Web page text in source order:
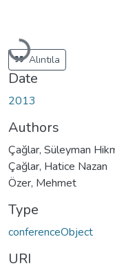
Loading...Alıntıla
Date
2013
Authors
Çağlar, Süleyman
Çağlar, Hatice Nazan
Özer, Mehmet
Type
conferenceObject
URI